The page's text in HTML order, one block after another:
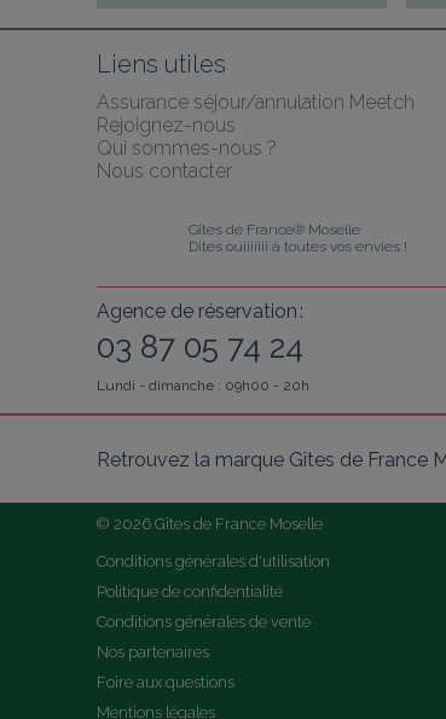
Liens utiles
Assurance séjour/annulation Meetch
Rejoignez-nous
Qui sommes-nous ?
Nous contacter
Gîtes de France® Moselle
Dites ouiiiiiii à toutes vos envies !
Agence de réservation :
03 87 05 74 24
Lundi - dimanche : 09h00 - 20h
Retrouvez la marque Gîtes de France
© 2026 Gîtes de France Moselle
Conditions générales d'utilisation
Politique de confidentialité
Conditions générales de vente
Nos partenaires
Foire aux questions
Mentions légales